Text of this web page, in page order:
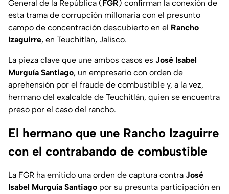
General de la República (FGR) confirman la conexión de
esta trama de corrupción millonaria con el presunto
campo de concentración descubierto en el Rancho
Izaguirre, en Teuchitlán, Jalisco.
La pieza clave que une ambos casos es José Isabel
Murguía Santiago, un empresario con orden de
aprehensión por el fraude de combustible y, a la vez,
hermano del exalcalde de Teuchitlán, quien se encuentra
preso por el caso del rancho.
El hermano que une Rancho Izaguirre
con el contrabando de combustible
La FGR ha emitido una orden de captura contra José
Isabel Murguía Santiago por su presunta participación en